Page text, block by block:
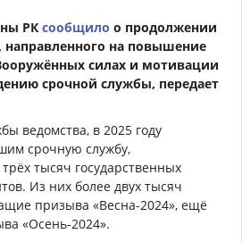
РКсообщило о продолжении
направленного на повышение
силах и мотивации
срочной службы, передает
ведомства, в 2025 году
срочную службу,
тысяч государственных
Из них более двух тысяч
призыва «Весна-2024», ещё
«Осень-2024».